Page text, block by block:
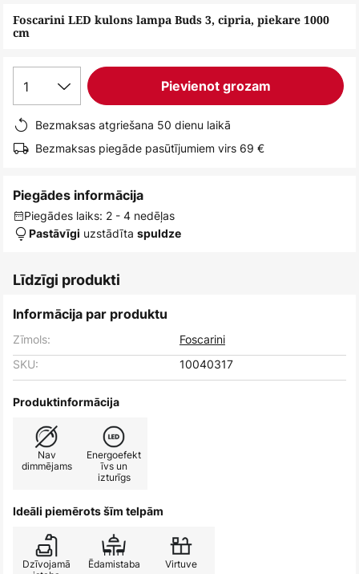
Foscarini LED kulons lampa Buds 3, cipria, piekare 1000
cm
1 Pievienot grozam
Bezmaksas atgriešana 50 dienu laikā
Bezmaksas piegāde pasūtījumiem virs 69 €
Piegādes informācija
Piegādes laiks: 2 - 4 nedēļas
Pastāvīgi uzstādīta spuldze
Līdzīgi produkti
Informācija par produktu
Zīmols:
Foscarini
SKU:
10040317
Produktinformācija
Nav
dimmējams
Energoefekt
īvs un
izturīgs
Ideāli piemērots šīm telpām
Dzīvojamā
Ēdamistaba Virtuve